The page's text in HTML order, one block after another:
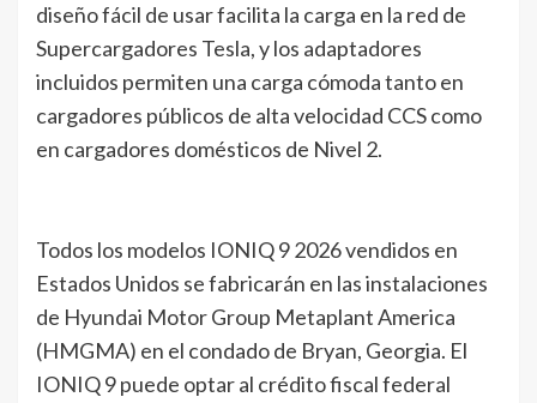
diseño fácil de usar facilita la carga en la red de
Supercargadores Tesla, y los adaptadores
incluidos permiten una carga cómoda tanto en
cargadores públicos de alta velocidad CCS como
en cargadores domésticos de Nivel 2.
Todos los modelos IONIQ 9 2026 vendidos en
Estados Unidos se fabricarán en las instalaciones
de Hyundai Motor Group Metaplant America
(HMGMA) en el condado de Bryan, Georgia. El
IONIQ 9 puede optar al crédito fiscal federal